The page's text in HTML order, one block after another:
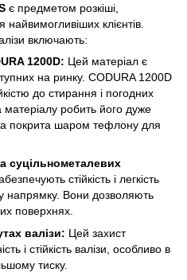
є предметом розкіші,
клієнтів.
включають:
1200D: Цей матеріал є
на ринку. CODURA 1200D
до стирання і погодних
робить його дуже
покрита шаром тефлону для
суцільнометалевих
стійкість і легкість
напрямку. Вони дозволяють
поверхнях.
валізи: Цей захист
і стійкість валізи, особливо в
тиску.